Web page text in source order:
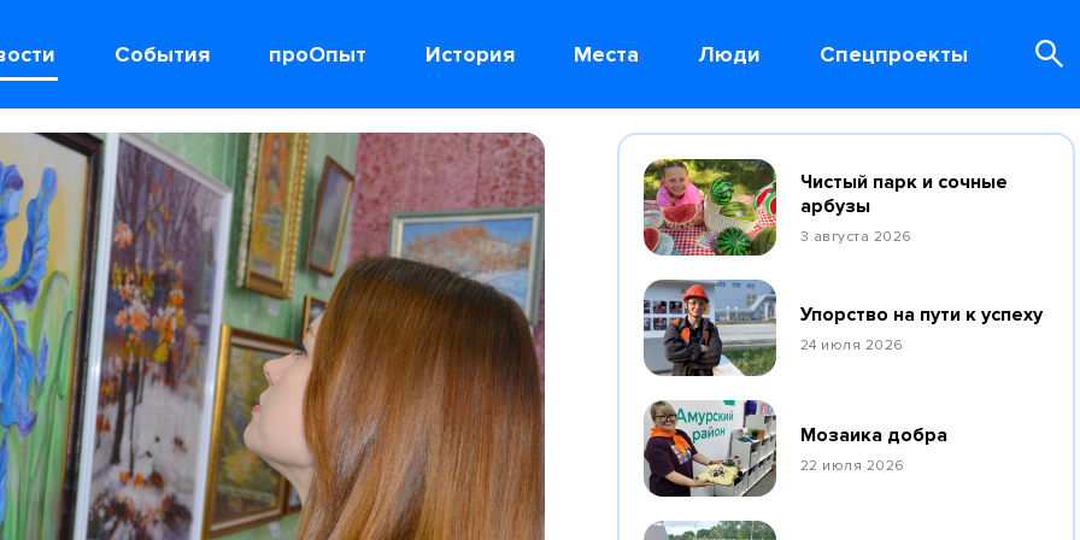
События проОпыт История Места Люди Спецпроекты
Чистый парк и сочные
арбузы
3 августа 2026
Упорство на пути к успеху
24 июля 2026
Мозаика добра
22 июля 2026